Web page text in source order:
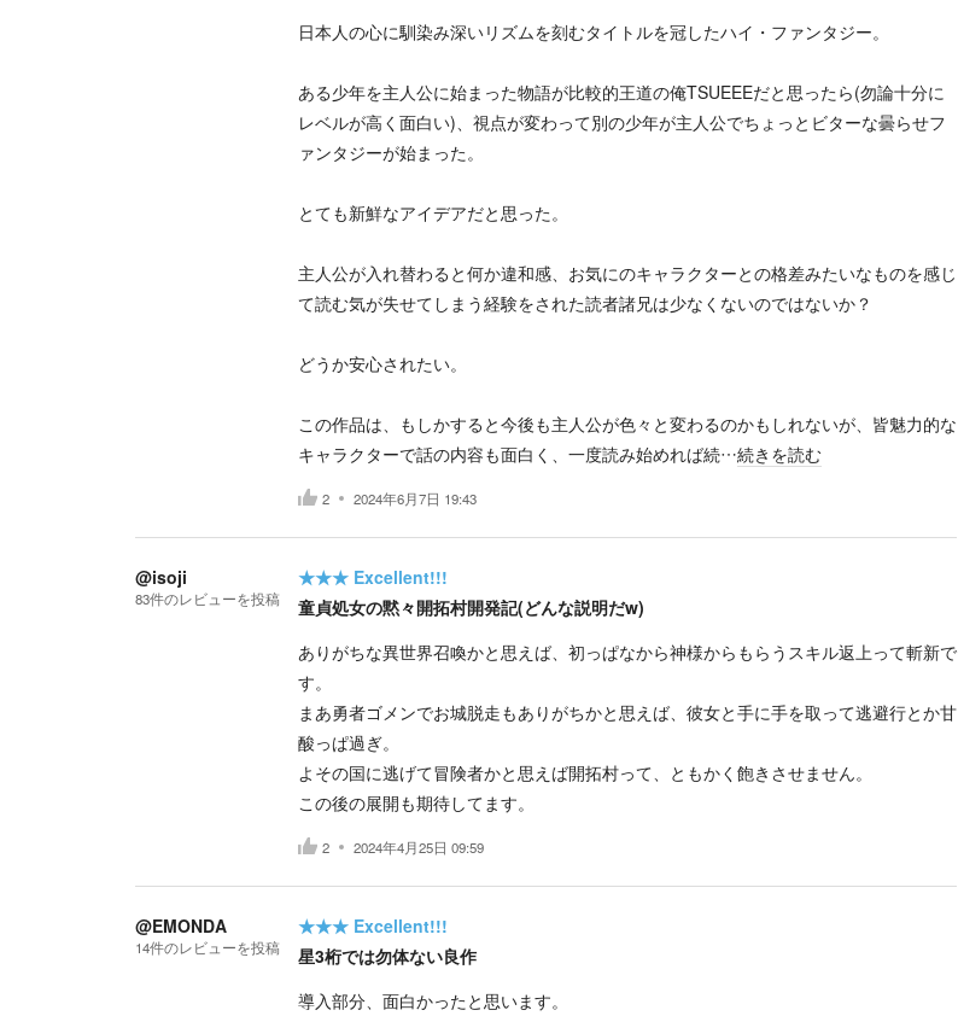
日本人の心に馴染み深いリズムを刻むタイトルを冠したハイ・ファンタジー。
ある少年を主人公に始まった物語が比較的王道の俺TSUEEEだと思ったら(勿論十分に
レベルが高く面白い)、視点が変わって別の少年が主人公でちょっとビターな曇らせフ
ァンタジーが始まった。
とても新鮮なアイデアだと思った。
主人公が入れ替わると何か違和感、お気にのキャラクターとの格差みたいなものを感じ
て読む気が失せてしまう経験をされた読者諸兄は少なくないのではないか？
どうか安心されたい。
この作品は、もしかすると今後も主人公が色々と変わるのかもしれないが、皆魅力的な
キャラクターで話の内容も面白く、一度読み始めれば続…続きを読む
2 2024年6月7日 19:43
@isoji
83件のレビューを投稿
★★★ Excellent!!!
童貞処女の黙々開拓村開発記(どんな説明だw)
ありがちな異世界召喚かと思えば、初っぱなから神様からもらうスキル返上って斬新で
す。
まあ勇者ゴメンでお城脱走もありがちかと思えば、彼女と手に手を取って逃避行とか甘
酸っぱ過ぎ。
よその国に逃げて冒険者かと思えば開拓村って、ともかく飽きさせません。
この後の展開も期待してます。
2 2024年4月25日 09:59
@EMONDA
14件のレビューを投稿
★★★ Excellent!!!
星3桁では勿体ない良作
導入部分、面白かったと思います。